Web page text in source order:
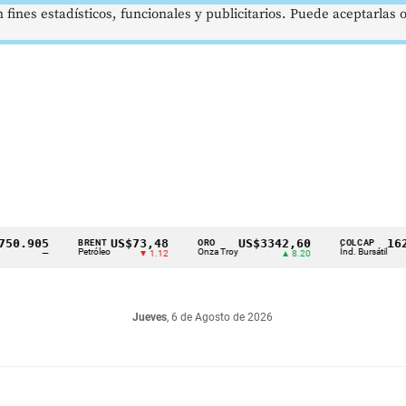
BRENT
Petróleo
US$73,48
▼ 1.12
ORO
Onza Troy
US$3342,60 COLCAP
Índ. Bursátil
Jueves, 6 de Agosto de 2026
estadísticos, funcionales y publicitarios. Puede aceptarlas